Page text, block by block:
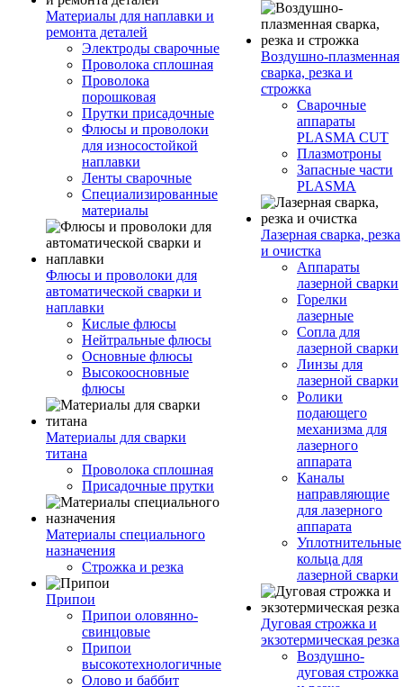
Материалы для наплавки и
ремонта деталей
Электроды сварочные
Проволока сплошная
Проволока
порошковая
Прутки присадочные
Флюсы и проволоки
для износостойкой
наплавки
Ленты сварочные
Специализированные
материалы
Флюсы и проволоки для
автоматической сварки и
наплавки
Кислые флюсы
Нейтральные флюсы
Основные флюсы
Высокоосновные
флюсы
Материалы для сварки
титана
Проволока сплошная
Присадочные прутки
Материалы специального
назначения
Строжка и резка
Припои
Припои оловянно-
свинцовые
Припои
высокотехнологичные
Олово и баббит
Воздушно-плазменная
сварка, резка и
строжка
Сварочные
аппараты
PLASMA CUT
Плазмотроны
Запасные части
PLASMA
Лазерная сварка, резка
и очистка
Аппараты
лазерной сварки
Горелки
лазерные
Сопла для
лазерной сварки
Линзы для
лазерной сварки
Ролики
подающего
механизма для
лазерного
аппарата
Каналы
направляющие
для лазерного
аппарата
Уплотнительные
кольца для
лазерной сварки
Дуговая строжка и
экзотермическая резка
Воздушно-
дуговая строжка